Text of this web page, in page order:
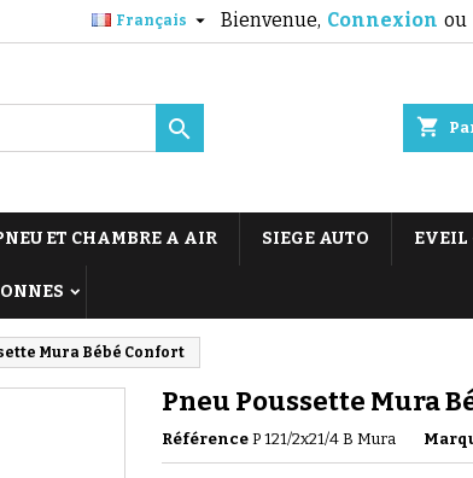
Bienvenue, Connexion ou
Français 
shopping_cart

ET CHAMBRE A AIR SIEGE AUTO EVEIL
Mura Bébé Confort
Pneu Poussette Mura
Référence P 121/2x21/4 B Mura